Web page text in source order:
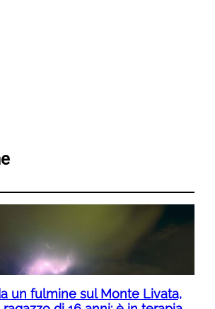
un fulmine sul Monte Livata,